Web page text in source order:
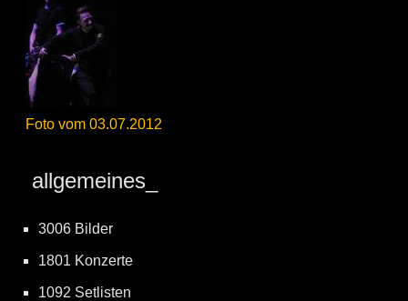
Foto vom 03.07.2012
allgemeines_
3006 Bilder
1801 Konzerte
1092 Setlisten